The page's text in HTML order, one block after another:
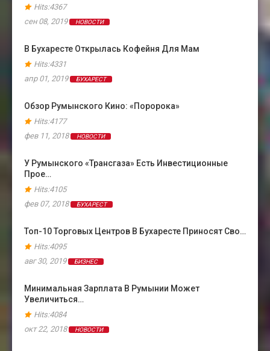
Hits:4367
сен 08, 2019
НОВОСТИ
В Бухаресте Открылась Кофейня Для Мам
Hits:4331
апр 01, 2019
БУХАРЕСТ
Обзор Румынского Кино: «Поророка»
Hits:4177
фев 11, 2018
НОВОСТИ
У Румынского «Трансгаза» Есть Инвестиционные
Прое…
Hits:4105
фев 07, 2018
БУХАРЕСТ
Топ-10 Торговых Центров В Бухаресте Приносят Сво…
Hits:4095
авг 30, 2019
БИЗНЕС
Минимальная Зарплата В Румынии Может
Увеличиться…
Hits:4084
окт 22, 2018
НОВОСТИ